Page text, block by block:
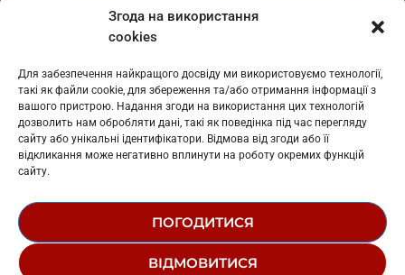
Згода на використання
cookies
Для забезпечення найкращого досвіду ми використовуємо технології,
такі як файли cookie, для збереження та/або отримання інформації з
вашого пристрою. Надання згоди на використання цих технологій
дозволить нам обробляти дані, такі як поведінка під час перегляду
сайту або унікальні ідентифікатори. Відмова від згоди або її
відкликання може негативно вплинути на роботу окремих функцій
сайту.
ПОГОДИТИСЯ
ВІДМОВИТИСЯ
: L11-01410
: L11-01801
Косів: L11-01805
Гарасимів: L11-02274
© 1995-2026 РК «ЗАХІДНИЙ ПОЛЮС»